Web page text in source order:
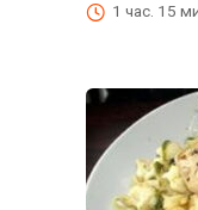
1 час. 15